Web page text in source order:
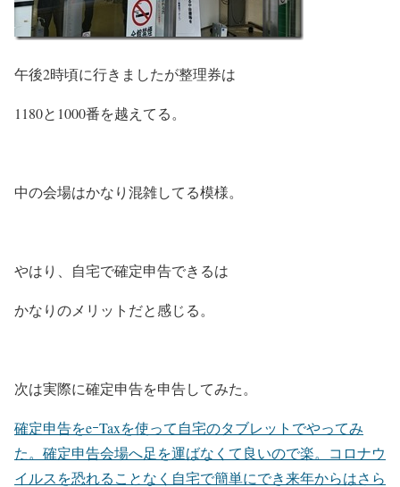
午後2時頃に行きましたが整理券は
1180と1000番を越えてる。
中の会場はかなり混雑してる模様。
やはり、自宅で確定申告できるは
かなりのメリットだと感じる。
次は実際に確定申告を申告してみた。
確定申告をeｰTaxを使って自宅のタブレットでやってみ
た。確定申告会場へ足を運ばなくて良いので楽。コロナウ
イルスを恐れることなく自宅で簡単にでき来年からはさら